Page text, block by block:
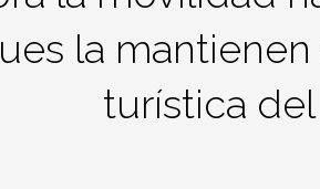
la
turística